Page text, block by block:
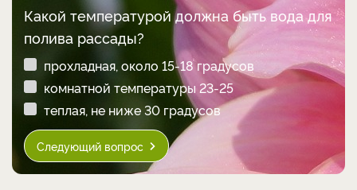
Какой температурой должна быть вода для
полива рассады?
прохладная, около 15-18 градусов
комнатной температуры 23-25
теплая, не ниже 30 градусов
Следующий вопрос